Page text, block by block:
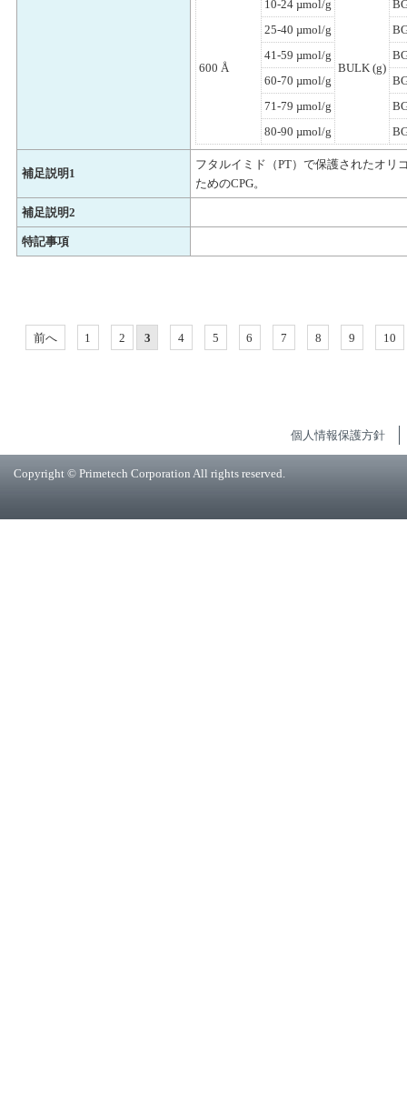
600 Å
10-24 µmol/g
BULK (g)
25-40 µmol/g
41-59 µmol/g
60-70 µmol/g
71-79 µmol/g
80-90 µmol/g
補足説明1
フタルイミド（PT）で保護されたオリ
ためのCPG。
補足説明2
特記事項
前へ 1 2 3 4 5 6 7 8 9 10
個人情報保護方針
Copyright © Primetech Corporation All rights reserved.